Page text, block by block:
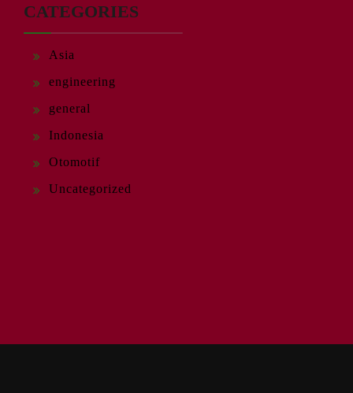
CATEGORIES
Asia
engineering
general
Indonesia
Otomotif
Uncategorized